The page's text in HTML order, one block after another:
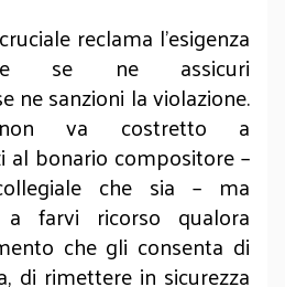
reclama l’esigenza
se ne assicuri
ne sanzioni la violazione.
non va costretto a
al bonario compositore –
che sia – ma
a farvi ricorso qualora
che gli consenta di
di rimettere in sicurezza